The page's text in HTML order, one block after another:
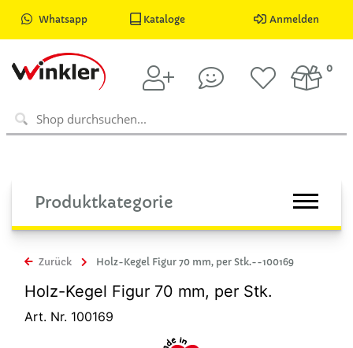
Whatsapp Kataloge Anmelden
0
Produktkategorie
Zurück Holz-Kegel Figur 70 mm, per Stk.--100169
Holz-Kegel Figur 70 mm, per Stk.
Art. Nr. 100169